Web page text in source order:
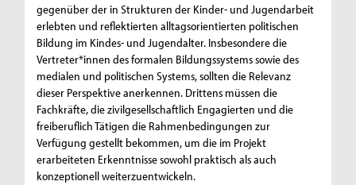
gegenüber der in Strukturen der Kinder- und Jugendarbeit
erlebten und reflektierten alltagsorientierten politischen
Bildung im Kindes- und Jugendalter. Insbesondere die
Vertreter*innen des formalen Bildungssystems sowie des
medialen und politischen Systems, sollten die Relevanz
dieser Perspektive anerkennen. Drittens müssen die
Fachkräfte, die zivilgesellschaftlich Engagierten und die
freiberuflich Tätigen die Rahmenbedingungen zur
Verfügung gestellt bekommen, um die im Projekt
erarbeiteten Erkenntnisse sowohl praktisch als auch
konzeptionell weiterzuentwickeln.